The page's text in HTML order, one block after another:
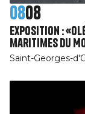
0808
Exposition :
maritimes du
Saint-Georges-